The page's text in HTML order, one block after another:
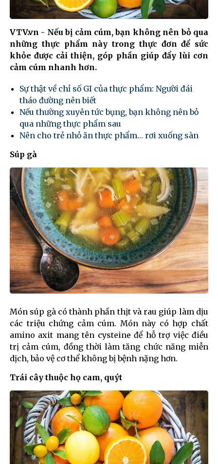
VTV.vn - Nếu bị cảm cúm, bạn không nên bỏ qua
những thực phẩm này trong thực đơn để sức
khỏe được cải thiện, góp phần giúp đẩy lùi cơn
cảm cúm nhanh hơn.
Sự thật về chỉ số GI của thực phẩm: Người đái
tháo đường nên biết
Nếu thường xuyên tức bụng, bạn không nên bỏ
qua những thực phẩm sau
Nên cho trẻ nhỏ ăn thực phẩm… rơi xuống sàn
Súp gà
Món súp gà có thành phần thịt và rau giúp làm dịu
các triệu chứng cảm cúm. Món này có hợp chất
amino axit mang tên cysteine để hỗ trợ việc điều
trị cảm cúm, đồng thời làm tăng chức năng miễn
dịch, bảo vệ cơ thể không bị bệnh nặng hơn.
Trái cây thuộc họ cam, quýt